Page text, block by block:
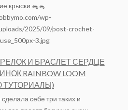
крыски 🐀🐁
wp-
2025/09/post-crochet-
3.jpg
И БРАСЛЕТ СЕРДЦЕ
RAINBOW LOOM
ТУТОРИАЛЫ)
себе три таких и